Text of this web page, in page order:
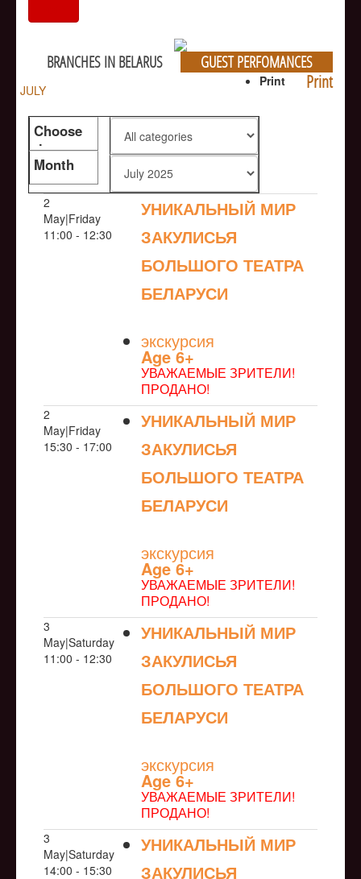
BRANCHES IN BELARUS GUEST PERFOMANCES
JULY
Choose
the genre
Month
Print
Print
2
May|Friday
11:00 - 12:30
УНИКАЛЬНЫЙ МИР
ЗАКУЛИСЬЯ
БОЛЬШОГО ТЕАТРА
БЕЛАРУСИ
экскурсия
Age 6+
УВАЖАЕМЫЕ ЗРИТЕЛИ!
ПРОДАНО!
2
May|Friday
15:30 - 17:00
УНИКАЛЬНЫЙ МИР
ЗАКУЛИСЬЯ
БОЛЬШОГО ТЕАТРА
БЕЛАРУСИ
экскурсия
Age 6+
УВАЖАЕМЫЕ ЗРИТЕЛИ!
ПРОДАНО!
3
May|Saturday
11:00 - 12:30
УНИКАЛЬНЫЙ МИР
ЗАКУЛИСЬЯ
БОЛЬШОГО ТЕАТРА
БЕЛАРУСИ
экскурсия
Age 6+
УВАЖАЕМЫЕ ЗРИТЕЛИ!
ПРОДАНО!
3
May|Saturday
14:00 - 15:30
УНИКАЛЬНЫЙ МИР
ЗАКУЛИСЬЯ